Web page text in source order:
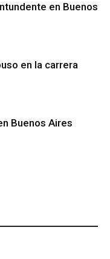
en Buenos
en la carrera
Buenos Aires